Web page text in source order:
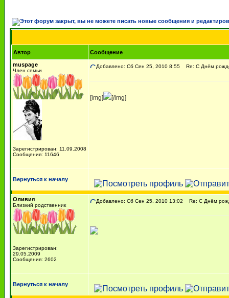
Автор
Сообщение
muspage
Член семьи
Зарегистрирован: 11.09.2008
Сообщения: 11646
Добавлено: Сб Сен 25, 2010 8:55 Re: С Днём
[img] [/img]
Вернуться к началу
Оливия
Близкий родственник
Зарегистрирован:
29.05.2009
Сообщения: 2602
Добавлено: Сб Сен 25, 2010 13:02 Re: С Днём
Вернуться к началу